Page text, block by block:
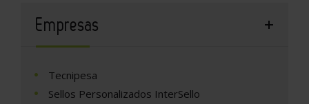
Empresas
Tecnipesa
Sellos Personalizados InterSello